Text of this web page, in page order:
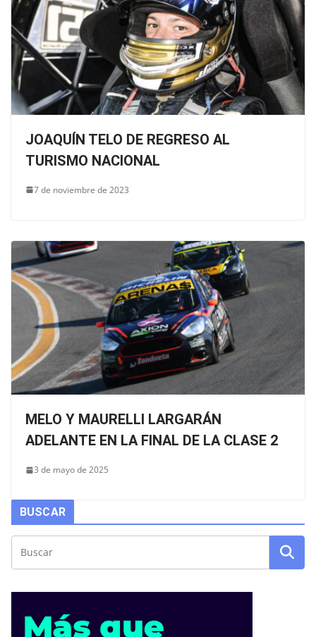
JOAQUÍN TELO DE REGRESO AL
TURISMO NACIONAL
7 de noviembre de 2023
MELO Y MAURELLI LARGARÁN
ADELANTE EN LA FINAL DE LA CLASE 2
3 de mayo de 2025
BUSCAR